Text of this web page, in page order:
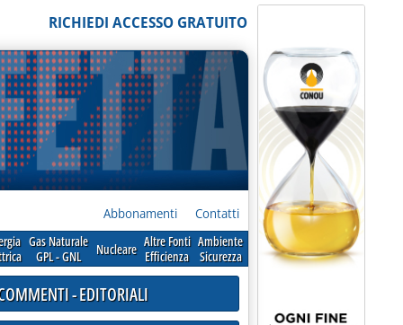
RICHIEDI ACCESSO GRATUITO
Abbonamenti Contatti
Gas Naturale
GPL - GNL
Nucleare Altre Fonti
Efficienza
Ambiente
Sicurezza
- EDITORIALI